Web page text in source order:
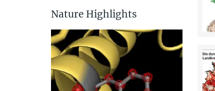
Nature Highlights